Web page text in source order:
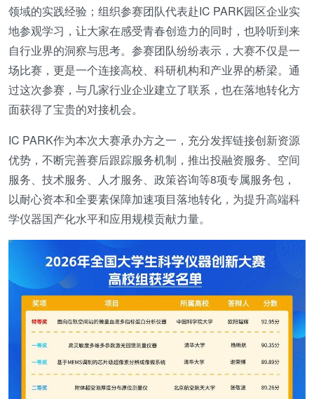
领域的实践经验；组织参赛团队代表赴IC PARK园区企业实
地参观学习，让大家在感受青春创造力的同时，也聆听到来
自行业界的洞察与思考。参赛团队纷纷表示，大赛不仅是一
场比赛，更是一个连接高校、科研机构和产业界的桥梁。通
过这次参赛，与几家行业企业建立了联系，也在落地转化方
面获得了宝贵的对接机会。
IC PARK作为本次大赛承办方之一，充分发挥链接创新资源
优势，不断完善赛后跟踪服务机制，推出投融资服务、空间
服务、技术服务、人才服务、政策咨询等8项专属服务包，
以耐心资本和全要素保障加速项目落地转化，为提升高端科
学仪器国产化水平和应用规模贡献力量。